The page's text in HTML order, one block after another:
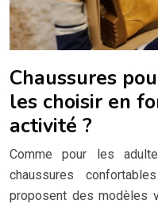
Chaussures
les choisir en
activité ?
Comme pour les
chaussures
proposent des modèles